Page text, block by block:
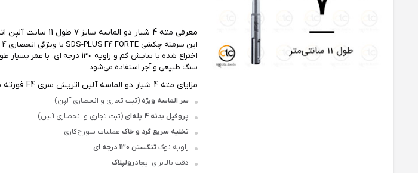
معرفی مته 4 شیار دو الماسه سایز 7 طول 11 سانت آلپن اتریش سری F4 فورته
اختراع شده با سایش کم و زاویه 130 درجه ای، با عمر بسیار طولانی و راندمان بالا،
سنگ طبیعی و آجر استفاده می‌شود.
مزایای مته 4 شیار دو الماسه آلپن اتریش سری F4 فورته سایز 7 طول 11 سانت
سر الماسه ویژه(ثبت تجاری و انحصاری آلپن)
پروفیل بدنه 4 پله‌ای
(ثبت تجاری و انحصاری آلپن)
تخلیه سریع گرد و خاکعملیات سوراخ‌کاری
زاویه نوک تنگستن 130 درجه ای
دقت بالا برای ایجادرولپلاک